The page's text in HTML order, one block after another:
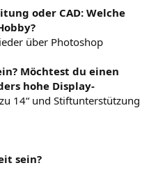
oder CAD: Welche
über Photoshop
Möchtest du einen
hohe Display-
14“ und Stiftunterstützung
sein?